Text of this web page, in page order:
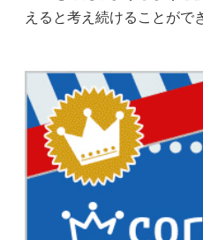
えると考え続けることがで